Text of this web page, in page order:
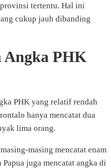
tertentu. Hal ini
cukup jauh dibanding
Angka PHK
PHK yang relatif rendah
hanya mencatat dua
lima orang.
masing mencatat enam
juga mencatat angka di